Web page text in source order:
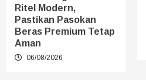
Ritel Modern,
Pastikan Pasokan
Beras Premium Tetap
Aman
06/08/2026